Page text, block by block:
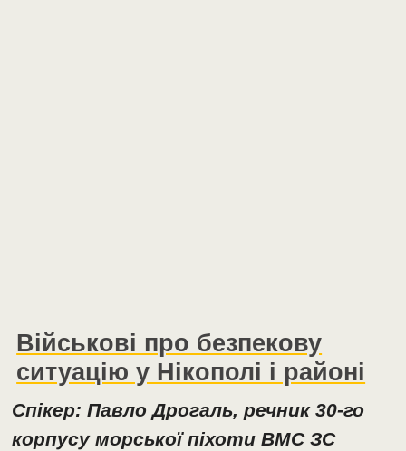
Військові про безпекову
ситуацію у Нікополі і районі
Спікер: Павло Дрогаль, речник 30-го
корпусу морської піхоти ВМС ЗС